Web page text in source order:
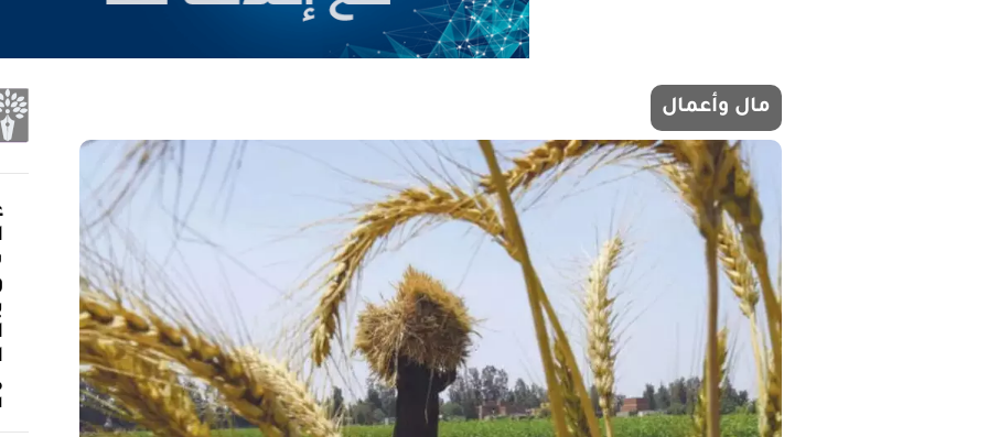
مال وأعمال